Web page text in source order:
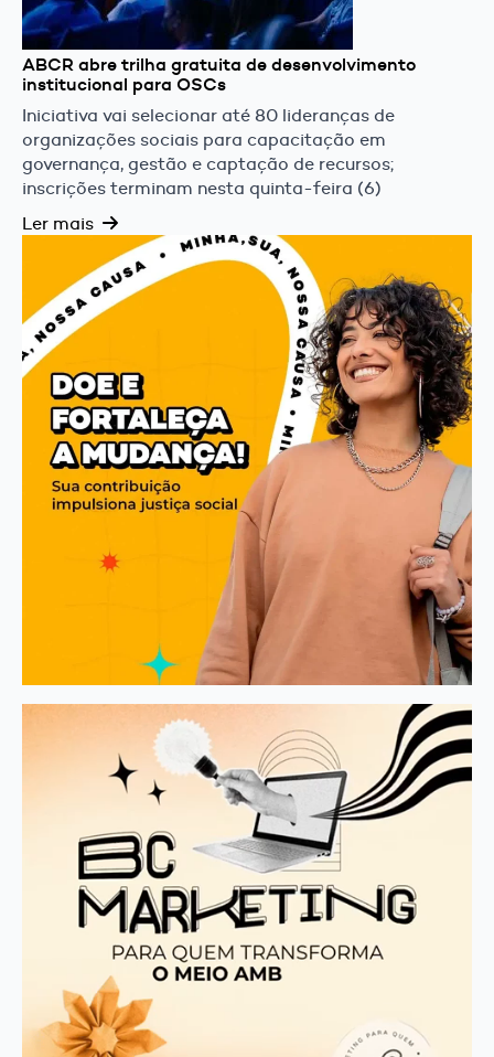
ABCR abre trilha gratuita de desenvolvimento
institucional para OSCs
Iniciativa vai selecionar até 80 lideranças de
organizações sociais para capacitação em
governança, gestão e captação de recursos;
inscrições terminam nesta quinta-feira (6)
Ler mais